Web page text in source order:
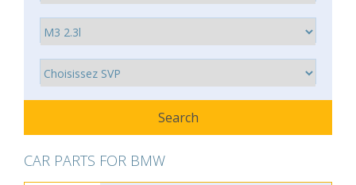
CAR PARTS FOR BMW